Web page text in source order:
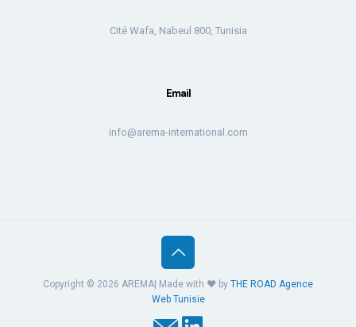
Cité Wafa, Nabeul 800, Tunisia
Email
info@arema-international.com
Copyright © 2026 AREMA| Made with ❤️ by THE ROAD Agence
Web Tunisie